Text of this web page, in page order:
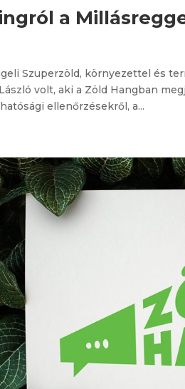
a
Szuperzöld, környezettel és
volt, aki a Zöld Hangban
ellenőrzésekről, a...